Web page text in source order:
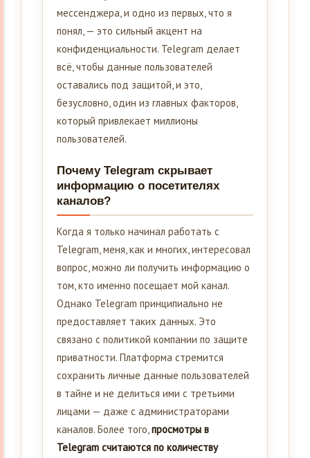
мессенджера, и одно из первых, что я
понял, — это сильный акцент на
конфиденциальности. Telegram делает
всё, чтобы данные пользователей
оставались под защитой, и это,
безусловно, один из главных факторов,
который привлекает миллионы
пользователей.
Почему Telegram скрывает
информацию о посетителях
каналов?
Когда я только начинал работать с
Telegram, меня, как и многих, интересовал
вопрос, можно ли получить информацию о
том, кто именно посещает мой канал.
Однако Telegram принципиально не
предоставляет таких данных. Это
связано с политикой компании по защите
приватности. Платформа стремится
сохранить личные данные пользователей
в тайне и не делиться ими с третьими
лицами — даже с администраторами
каналов. Более того,просмотры в
Telegram считаются по количеству